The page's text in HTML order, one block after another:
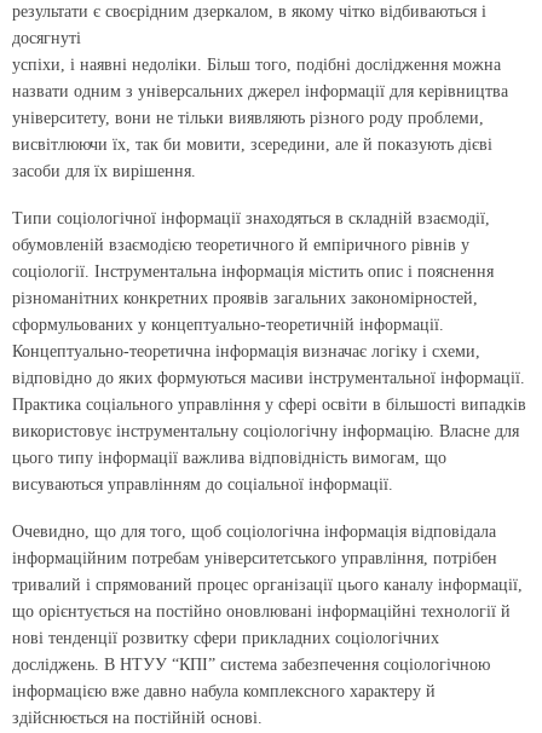
результати є своєрідним дзеркалом, в якому чітко відбиваються і
досягнуті
успіхи, і наявні недоліки. Більш того, подібні дослідження можна
назвати одним з універсальних джерел інформації для керівництва
університету, вони не тільки виявляють різного роду проблеми,
висвітлюючи їх, так би мовити, зсередини, але й показують дієві
засоби для їх вирішення.
Типи соціологічної інформації знаходяться в складній взаємодії,
обумовленій взаємодією теоретичного й емпіричного рівнів у
соціології. Інструментальна інформація містить опис і пояснення
різноманітних конкретних проявів загальних закономірностей,
сформульованих у концептуально-теоретичній інформації.
Концептуально-теоретична інформація визначає логіку і схеми,
відповідно до яких формуються масиви інструментальної інформації.
Практика соціального управління у сфері освіти в більшості випадків
використовує інструментальну соціологічну інформацію. Власне для
цього типу інформації важлива відповідність вимогам, що
висуваються управлінням до соціальної інформації.
Очевидно, що для того, щоб соціологічна інформація відповідала
інформаційним потребам університетського управління, потрібен
тривалий і спрямований процес організації цього каналу інформації,
що орієнтується на постійно оновлювані інформаційні технології й
нові тенденції розвитку сфери прикладних соціологічних
досліджень. В НТУУ “КПІ” система забезпечення соціологічною
інформацією вже давно набула комплексного характеру й
здійснюється на постійній основі.